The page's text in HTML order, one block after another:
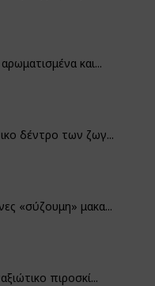
και...
δέντρο των ζωγ...
«σύζουμη» μακα...
πιροσκί...